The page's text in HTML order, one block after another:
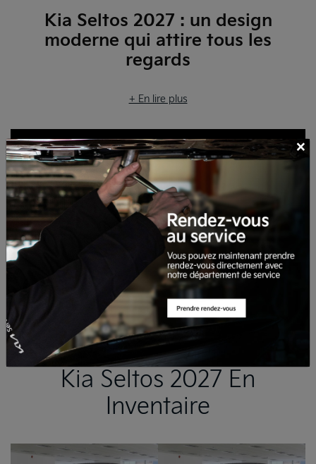
Kia Seltos 2027 : un design
moderne qui attire tous les
regards
+ En lire plus
Kia Seltos 2027 En
Inventaire
×